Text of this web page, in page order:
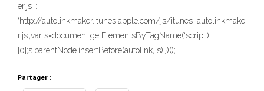
er.js’ :
‘http://autolinkmaker.itunes.apple.com/js/itunes_autolinkmake
r.js’;var s=document.getElementsByTagName(‘script’)
[0];s.parentNode.insertBefore(autolink, s);})();
Partager :